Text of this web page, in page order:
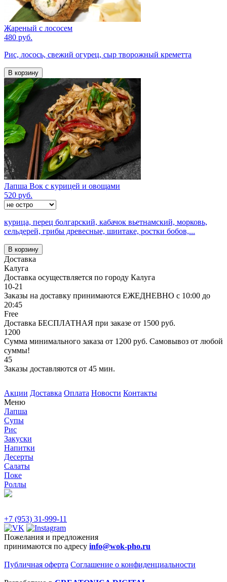
Жареный с лососем
480 руб.
Рис, лосось, свежий огурец, сыр творожный креметта
В корзину
Лапша Вок с курицей и овощами
520 руб.
курица, перец болгарский, кабачок вьетнамский, морковь,
сельдерей, грибы древесные, шиитаке, ростки бобов,...
В корзину
Доставка
Калуга
Доставка осуществляется по городу Калуга
10-21
Заказы на доставку принимаются ЕЖЕДНЕВНО с 10:00 до
20:45
Free
Доставка БЕСПЛАТНАЯ при заказе от 1500 руб.
1200
Сумма минимального заказа от 1200 руб. Самовывоз от любой
суммы!
45
Заказы доставляются от 45 мин.
Акции Доставка Оплата Новости Контакты
Меню
Лапша
Супы
Рис
Закуски
Напитки
Десерты
Салаты
Поке
Роллы
+7 (953) 31-999-11
Пожелания и предложения
принимаются по адресу info@wok-pho.ru
Публичная оферта Соглашение о конфиденциальности